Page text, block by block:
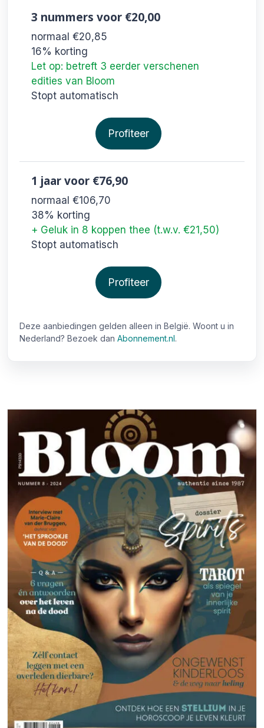
3 nummers voor €20,00
normaal €20,85
16% korting
Let op: betreft 3 eerder verschenen
edities van Bloom
Stopt automatisch
Profiteer
1 jaarvoor €76,90
normaal €106,70
38% korting
+ Geluk in 8 koppen thee (t.w.v. €21,50)
Stopt automatisch
Profiteer
Deze aanbiedingen gelden alleen in België. Woont u in
Nederland? Bezoek dan Abonnement.nl.